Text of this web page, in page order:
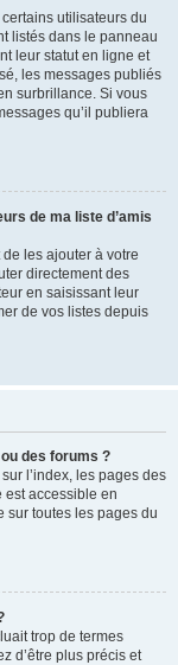
utilisateurs du
listés dans le panneau
leur statut en ligne et
les messages publiés
surbrillance. Si vous
qu’il publiera
de ma liste d’amis
les ajouter à votre
directement des
en saisissant leur
de vos listes depuis
des forums ?
l’index, les pages des
est accessible en
sur toutes les pages du
trop de termes
d’être plus précis et